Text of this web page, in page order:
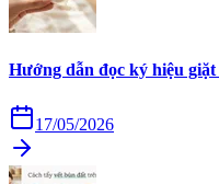
Hướng dẫn đọc ký hiệu
17/05/2026